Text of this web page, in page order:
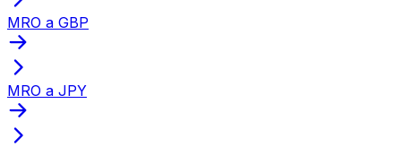
MRO a GBP
MRO a JPY